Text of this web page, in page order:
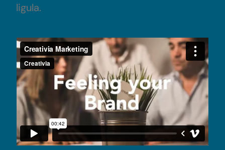
ligula.